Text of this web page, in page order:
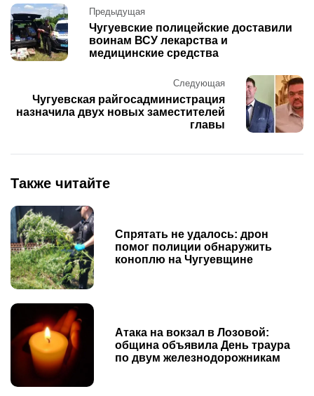
Post
navigation
Предыдущая
Чугуевские полицейские доставили
воинам ВСУ лекарства и
медицинские средства
Следующая
Чугуевская райгосадминистрация
назначила двух новых заместителей
главы
Также читайте
Спрятать не удалось: дрон
помог полиции обнаружить
коноплю на Чугуевщине
Атака на вокзал в Лозовой:
община объявила День траура
по двум железнодорожникам